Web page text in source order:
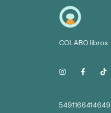
COLABO libros
5491166414649